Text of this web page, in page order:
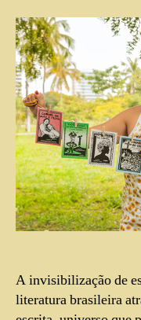
A invisibilização de
literatura brasileira